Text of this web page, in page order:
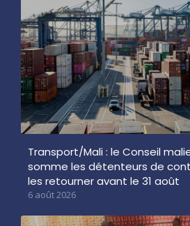
Transport/Mali : le Conseil
somme les détenteurs de
les retourner avant le 31 août
6 août 2026